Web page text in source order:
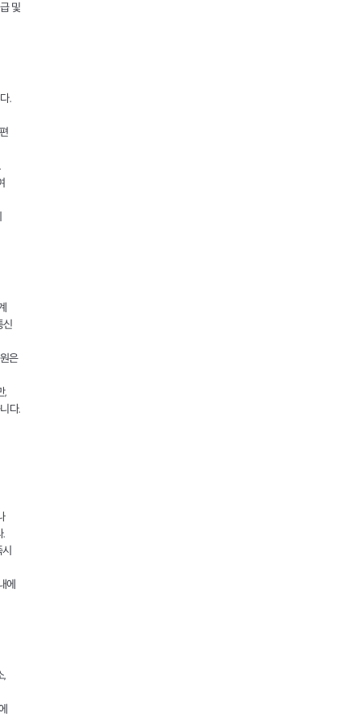
및
.
신
은
,
다.
.
에
,